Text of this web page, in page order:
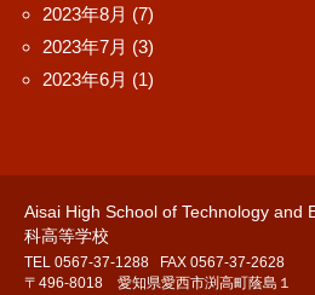
2023年8月 (7)
2023年7月 (3)
2023年6月 (1)
Aisai High School of Technology and
科高等学校
TEL 0567-37-1288
FAX 0567-37-2628
〒496-8018 愛知県愛西市渕高町蔭島１